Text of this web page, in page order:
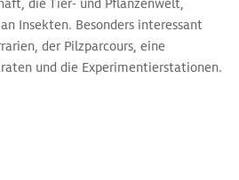
die Tier- und Pflanzenwelt,
Insekten. Besonders interessant
der Pilzparcours, eine
und die Experimentierstationen.